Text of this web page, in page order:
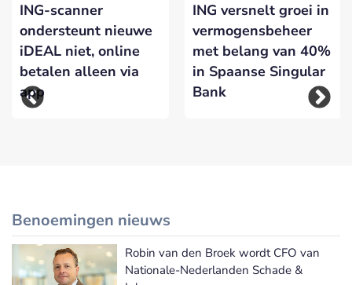
ING-scanner
ondersteunt nieuwe
iDEAL niet, online
betalen alleen via
app
ING versnelt groei in
vermogensbeheer
met belang van 40%
in Spaanse Singular
Bank
Benoemingen nieuws
Meer Benoemingen nieuws
Robin van den Broek wordt CFO van
Nationale-Nederlanden Schade &